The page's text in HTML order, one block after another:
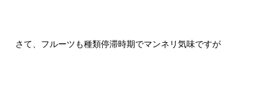
さて、フルーツも種類停滞時期でマンネリ気味ですが